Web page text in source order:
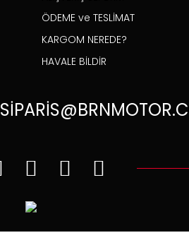
ÖDEME ve TESLİMAT
KARGOM NEREDE?
HAVALE BİLDİR